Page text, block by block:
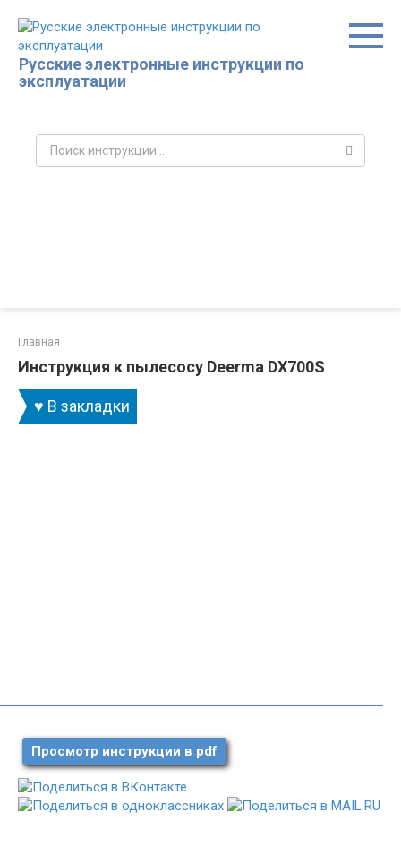
контенту
Русские электронные инструкции по
эксплуатации
Поиск:
Главная
Инструкция к пылесосу Deerma DX700S
♥ В закладки
Просмотр инструкции в pdf